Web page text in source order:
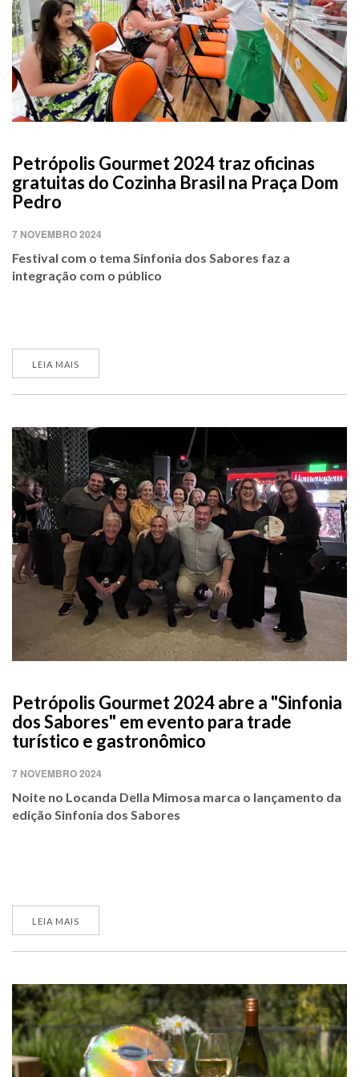
Petrópolis Gourmet 2024 traz oficinas
gratuitas do Cozinha Brasil na Praça Dom
Pedro
7 NOVEMBRO 2024
Festival com o tema Sinfonia dos Sabores faz a
integração com o público
LEIA MAIS
Petrópolis Gourmet 2024 abre a "Sinfonia
dos Sabores" em evento para trade
turístico e gastronômico
7 NOVEMBRO 2024
Noite no Locanda Della Mimosa marca o lançamento da
edição Sinfonia dos Sabores
LEIA MAIS